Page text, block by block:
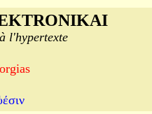
l'hypertexte